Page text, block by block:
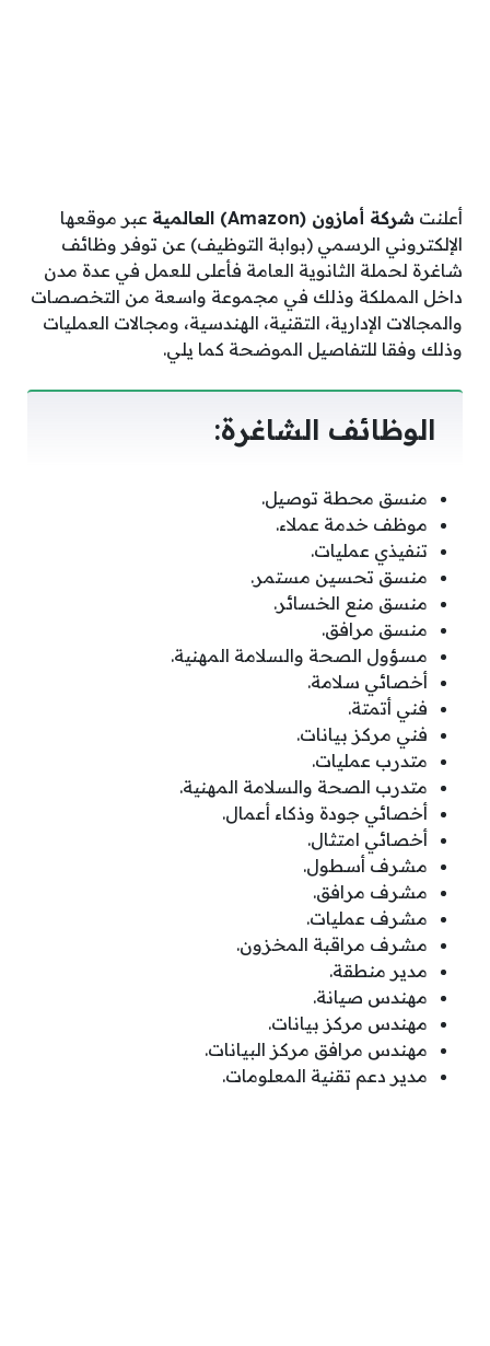
أعلنت شركة أمازون (Amazon) العالمية
عبر موقعها
الإلكتروني الرسمي (بوابة التوظيف) عن توفر وظائف
شاغرة لحملة الثانوية العامة فأعلى للعمل في عدة مدن
داخل المملكة وذلك في مجموعة واسعة من التخصصات
والمجالات الإدارية، التقنية، الهندسية، ومجالات العمليات
وذلك وفقا للتفاصيل الموضحة كما يلي.
الوظائف الشاغرة:
منسق محطة توصيل.
موظف خدمة عملاء.
تنفيذي عمليات.
منسق تحسين مستمر.
منسق منع الخسائر.
منسق مرافق.
مسؤول الصحة والسلامة المهنية.
أخصائي سلامة.
فني أتمتة.
فني مركز بيانات.
متدرب عمليات.
متدرب الصحة والسلامة المهنية.
أخصائي جودة وذكاء أعمال.
أخصائي امتثال.
مشرف أسطول.
مشرف مرافق.
مشرف عمليات.
مشرف مراقبة المخزون.
مدير منطقة.
مهندس صيانة.
مهندس مركز بيانات.
مهندس مرافق مركز البيانات.
مدير دعم تقنية المعلومات.